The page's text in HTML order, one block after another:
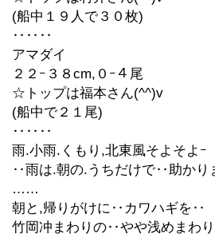
(船中１９人で３０枚)
‥‥‥
アマダイ
２２ｰ３８cm,０ｰ４尾
☆トップは福本さん(^^)v
(船中で２１尾)
‥‥‥
雨.小雨.くもり,北東風そよそよｰ
‥雨は.朝の.うちだけで‥助かり
……
朝と,帰りがけに‥カワハギを‥
竹岡冲まわりの‥やや浅めまわ